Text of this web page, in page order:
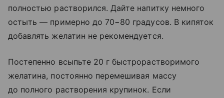
полностью растворился. Дайте напитку немного
остыть — примерно до 70−80 градусов. В кипяток
добавлять желатин не рекомендуется.
Постепенно всыпьте 20 г быстрорастворимого
желатина, постоянно перемешивая массу
до полного растворения крупинок. Если